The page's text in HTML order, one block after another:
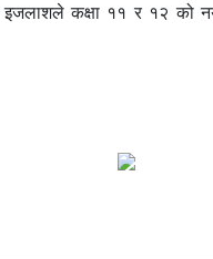
इजलाशले कक्षा ११ र १२